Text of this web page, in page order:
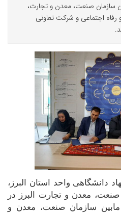
سازمان صنعت، معدن و تجارت،
رفاه اجتماعی و شرکت تعاونی
دانشگاهی واحد استان البرز،
معدن و تجارت البرز در
سازمان صنعت، معدن و